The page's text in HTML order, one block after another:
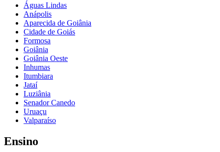
Águas Lindas
Anápolis
Aparecida de Goiânia
Cidade de Goiás
Formosa
Goiânia
Goiânia Oeste
Inhumas
Itumbiara
Jataí
Luziânia
Senador Canedo
Uruaçu
Valparaíso
Ensino